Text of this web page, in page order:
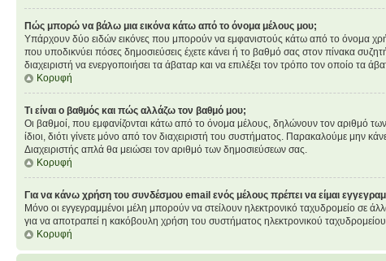
Πώς μπορώ να βάλω μια εικόνα κάτω από το όνομα μέλους μου;
Υπάρχουν δύο ειδών εικόνες που μπορούν να εμφανιστούς κάτω από το όνομα
που υποδικνύει πόσες δημοσιεύσεις έχετε κάνει ή το βαθμό σας στον πίνακα
διαχειριστή να ενεργοποιήσει τα άβαταρ και να επιλέξει τον τρόπο τον οποίο τα
Κορυφή
Τι είναι ο βαθμός και πώς αλλάζω τον βαθμό μου;
Οι βαθμοί, που εμφανίζονται κάτω από το όνομα μέλους, δηλώνουν τον αριθμό των
ίδιοι, διότι γίνετε μόνο από τον διαχειριστή του συστήματος. Παρακαλούμε μην
Διαχειριστής απλά θα μειώσει τον αριθμό των δημοσιεύσεων σας.
Κορυφή
Για να κάνω χρήση του συνδέσμου email ενός μέλους πρέπει να είμαι
Μόνο οι εγγεγραμμένοι μέλη μπορούν να στείλουν ηλεκτρονικό ταχυδρομείο σε
για να αποτραπεί η κακόβουλη χρήση του συστήματος ηλεκτρονικού
Κορυφή